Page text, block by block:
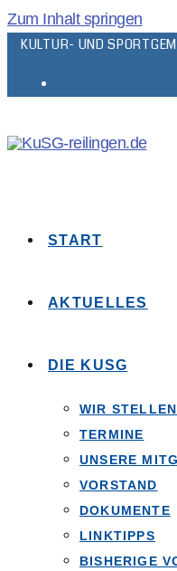
Zum Inhalt springen
KULTUR- UND
START
AKTUELLES
DIE KUSG
WIR
TERMINE
UNSERE
VORSTAND
DOKUMENTE
LINKTIPPS
BISHERIGE